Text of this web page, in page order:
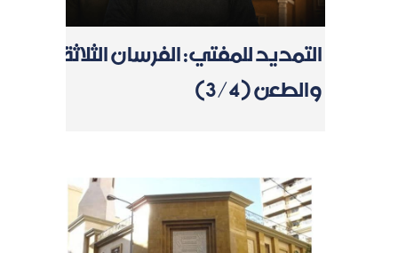
التمديد للمفتي: الفرسان الثلاثة
والطعن (3/4)